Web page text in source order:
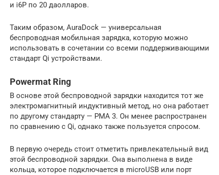
и i6P по 20 даолларов.
Таким образом, AuraDock — универсальная
беспроводная мобильная зарядка, которую можно
использовать в сочетании со всеми поддерживающими
стандарт Qi устройствами.
Powermat Ring
В основе этой беспроводной зарядки находится тот же
электромагнитный индуктивный метод, но она работает
по другому стандарту — PMA 3. Он менее распространен
по сравнению с Qi, однако также пользуется спросом.
В первую очередь стоит отметить привлекательный вид
этой беспроводной зарядки. Она выполнена в виде
кольца, которое подключается в microUSB или порт